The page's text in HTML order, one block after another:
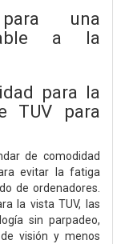
una
a la
para la
TUV para
de comodidad
evitar la fatiga
de ordenadores.
la vista TUV, las
sin parpadeo,
visión y menos